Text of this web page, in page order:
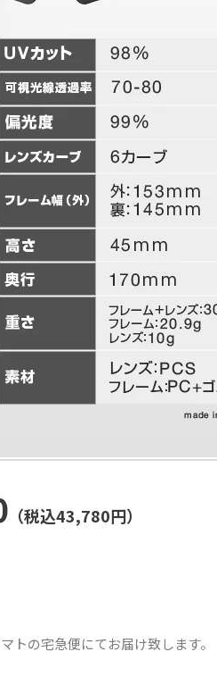
（税込43,780円）
トの宅急便にてお届け致します。